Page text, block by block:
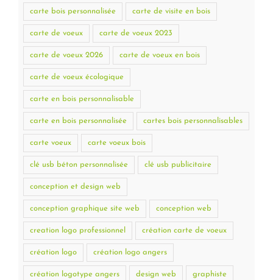
carte bois personnalisée carte de visite en bois
carte de voeux carte de voeux 2023
carte de voeux 2026 carte de voeux en bois
carte de voeux écologique
carte en bois personnalisable
carte en bois personnalisée cartes bois personnalisables
carte voeux carte voeux bois
clé usb béton personnalisée clé usb publicitaire
conception et design web
conception graphique site web conception web
creation logo professionnel création carte de voeux
création logo création logo angers
création logotype angers design web graphiste